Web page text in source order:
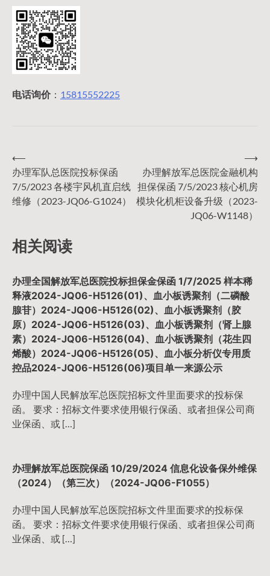
电话询价： 15815552225
文
章
导
⟵
办理军队总医院投标保函
7/5/2023 各楼宇风机直启线
维修（2023-JQ06-G1024）
办理解放军总医院金融机构
担保保函 7/5/2023 核心机房
模块化机柜设备升级（2023-
JQ06-W1148）
⟶
相关阅读
办理全国解放军总医院投标担保金保函 1/7/2025 样本稀
释液2024-JQ06-H5126(01)、血小板诱聚剂（二磷酸
腺苷）2024-JQ06-H5126(02)、血小板诱聚剂（胶
原）2024-JQ06-H5126(03)、血小板诱聚剂（肾上腺
素）2024-JQ06-H5126(04)、血小板诱聚剂（花生四
烯酸）2024-JQ06-H5126(05)、血小板分析仪专用质
控品2024-JQ06-H5126(06)项目单一来源公示
办理中国人民解放军总医院招标文件里面要求的投标保
函。 要求：招标文件要求使用银行保函、或者担保公司商
业保函、或 […]
办理解放军总医院保函 10/29/2024 信息化设备保外维保
（2024）（第三次）（2024-JQ06-F1055）
办理中国人民解放军总医院招标文件里面要求的投标保
函。 要求：招标文件要求使用银行保函、或者担保公司商
业保函、或 […]